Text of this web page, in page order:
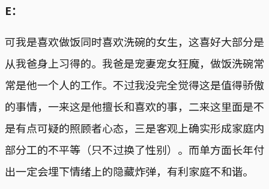
E：
可我是喜欢做饭同时喜欢洗碗的女生，这喜好大部分是
从我爸身上习得的。我爸是宠妻宠女狂魔，做饭洗碗常
常是他一个人的工作。不过我没完全觉得这是值得骄傲
的事情，一来这是他擅长和喜欢的事，二来这里面是不
是有点可疑的照顾者心态，三是客观上确实形成家庭内
部分工的不平等（只不过换了性别）。而单方面长年付
出一定会埋下情绪上的隐藏炸弹，有利家庭不和谐。